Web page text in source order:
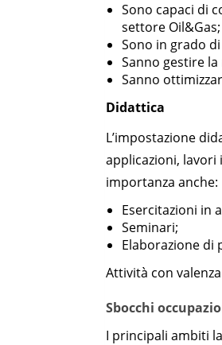
Sono capaci di
settore Oil&Gas;
Sono in grado
Sanno gestire
Sanno
Didattica
L’impostazione
applicazioni,
importanza anche:
Esercitazioni in
Seminari;
Elaborazione di
Attività con
Sbocchi
I principali ambiti